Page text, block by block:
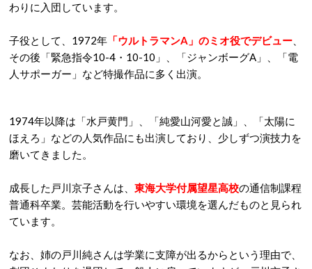
わりに入団しています。
子役として、1972年 「ウルトラマンA」のミオ役でデビュー
その後「緊急指令10-4・10-10」、「ジャンボーグA」、「電
人サポーガー」など特撮作品に多く出演。
1974年以降は「水戸黄門」、「純愛山河愛と誠」、「太陽に
ほえろ」などの人気作品にも出演しており、少しずつ演技力を
磨いてきました。
成長した戸川京子さんは、 東海大学付属望星高校の通信制課程
普通科卒業。芸能活動を行いやすい環境を選んだものと見られ
ています。
なお、姉の戸川純さんは学業に支障が出るからという理由で、